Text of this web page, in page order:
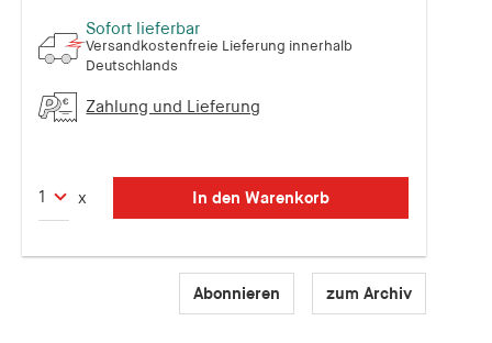
Sofort lieferbar
Versandkostenfreie Lieferung innerhalb
Deutschlands
Zahlung und Lieferung
x In den Warenkorb
Abonnieren zum Archiv